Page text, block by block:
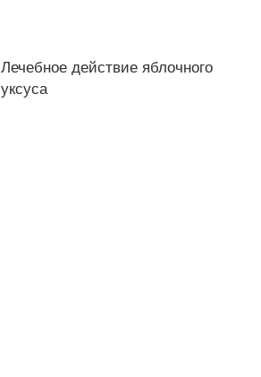
Лечебное действие яблочного
уксуса